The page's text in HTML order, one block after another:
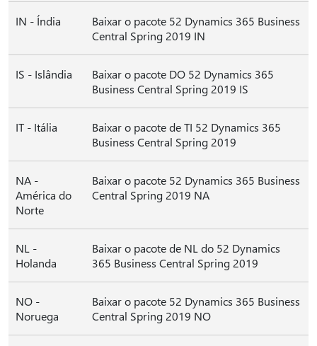
IN - Índia
Baixar o pacote 52 Dynamics 365 Business
Central Spring 2019 IN
IS - Islândia
Baixar o pacote DO 52 Dynamics 365
Business Central Spring 2019 IS
IT - Itália
Baixar o pacote de TI 52 Dynamics 365
Business Central Spring 2019
NA -
América do
Norte
Baixar o pacote 52 Dynamics 365 Business
Central Spring 2019 NA
NL -
Holanda
Baixar o pacote de NL do 52 Dynamics
365 Business Central Spring 2019
NO -
Noruega
Baixar o pacote 52 Dynamics 365 Business
Central Spring 2019 NO